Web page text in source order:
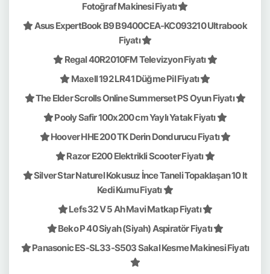
Fotoğraf Makinesi Fiyatı
Asus ExpertBook B9 B9400CEA-KC093210 Ultrabook
Fiyatı
Regal 40R2010FM Televizyon Fiyatı
Maxell 192 LR41 Düğme Pil Fiyatı
The Elder Scrolls Online Summerset PS Oyun Fiyatı
Pooly Safir 100x200 cm Yaylı Yatak Fiyatı
Hoover HHE 200 TK Derin Dondurucu Fiyatı
Razor E200 Elektrikli Scooter Fiyatı
Silver Star Naturel Kokusuz İnce Taneli Topaklaşan 10 lt
Kedi Kumu Fiyatı
Lefs 32 V 5 Ah Mavi Matkap Fiyatı
Beko P 40 Siyah (Siyah) Aspiratör Fiyatı
Panasonic ES-SL33-S503 Sakal Kesme Makinesi Fiyatı